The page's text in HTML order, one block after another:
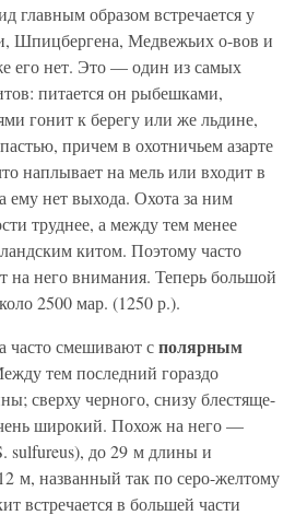
главным образом встречается у
Шпицбергена, Медвежьих о-вов и
его нет. Это — один из самых
питается он рыбешками,
гонит к берегу или же льдине,
причем в охотничьем азарте
наплывает на мель или входит в
ему нет выхода. Охота за ним
труднее, а между тем менее
китом. Поэтому часто
на него внимания. Теперь большой
2500 мар. (1250 р.).
часто смешивают сполярным
тем последний гораздо
сверху черного, снизу блестяще-
широкий. Похож на него —
sulfureus), до 29 м длины и
м, названный так по серо-желтому
встречается в большей части